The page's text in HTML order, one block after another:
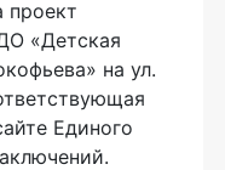
проект
«Детская
на ул.
Единого